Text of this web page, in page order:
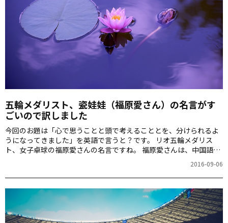
五輪メダリスト、瓷娃娃（福原愛さん）の名言がす
ごいので訳しました
今回のお題は「心で思うことと頭で考えることとを、分けられるよ
うになってきました」を英語で言うと？です。 リオ五輪メダリス
ト、女子卓球の福原愛さんの名言ですね。 福原愛さんは、中国語圏
です。 alcom.alc.co.jp 「感情を抑える」という言い方はよくありま
すけども、福原選手のこのコメントには、もう一段階、深い味わい
が感じられますね。もはや達人の境地なのかもしれません。 今回も
たくさんの案をいただきました！ 思考と感情を「区別する・でき
る」と表現するか、あるいは、「いっしょくたにしない」のように
言い換えるかなど、今回もいろいろな案…
2016-09-06